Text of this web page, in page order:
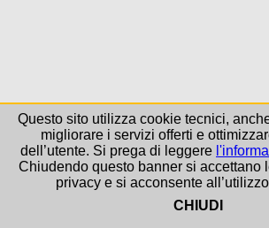
Questo sito utilizza cookie tecnici,
migliorare i servizi offerti e
dell’utente. Si prega di leggere
Chiudendo questo banner si accettano
privacy e si acconsente
CHIUDI